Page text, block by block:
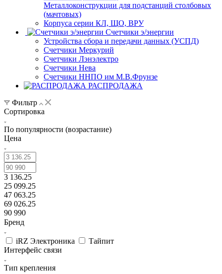
Металлоконструкции для подстанций столбовых
(мачтовых)
Корпуса серии КЛ, ЩО, ВРУ
Счетчики э/энергии
Устройства сбора и передачи данных (УСПД)
Счетчики Меркурий
Счетчики Лэнэлектро
Счетчики Нева
Счетчики ННПО им М.В.Фрунзе
РАСПРОДАЖА
Фильтр
Сортировка
По популярности (возрастание)
Цена
3 136.25
25 099.25
47 063.25
69 026.25
90 990
Бренд
iRZ Электроника
Тайпит
Интерфейс связи
Тип крепления